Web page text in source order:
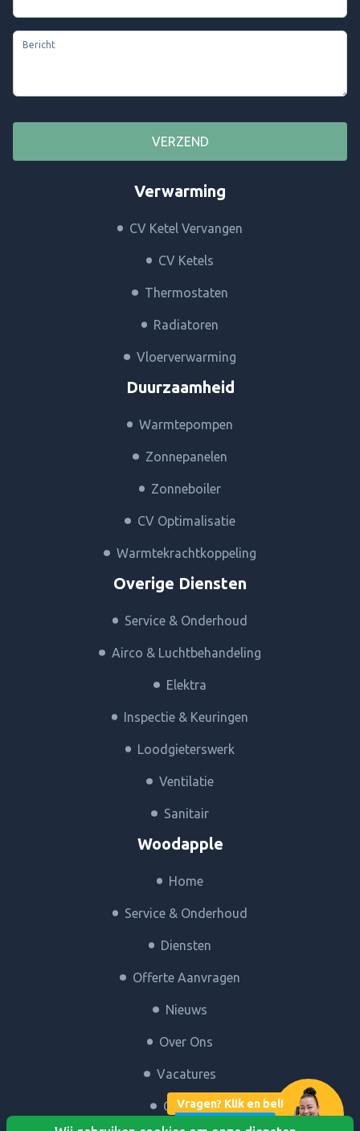
Vragen? Klik en bel!
of Whatsapp
Verwarming
CV Ketel Vervangen
CV Ketels
Thermostaten
Radiatoren
Vloerverwarming
Duurzaamheid
Warmtepompen
Zonnepanelen
Zonneboiler
CV Optimalisatie
Warmtekrachtkoppeling
Overige Diensten
Service & Onderhoud
Airco & Luchtbehandeling
Elektra
Inspectie & Keuringen
Loodgieterswerk
Ventilatie
Sanitair
Woodapple
Home
Service & Onderhoud
Diensten
Offerte Aanvragen
Nieuws
Over Ons
Vacatures
Contact
Bericht
VERZEND